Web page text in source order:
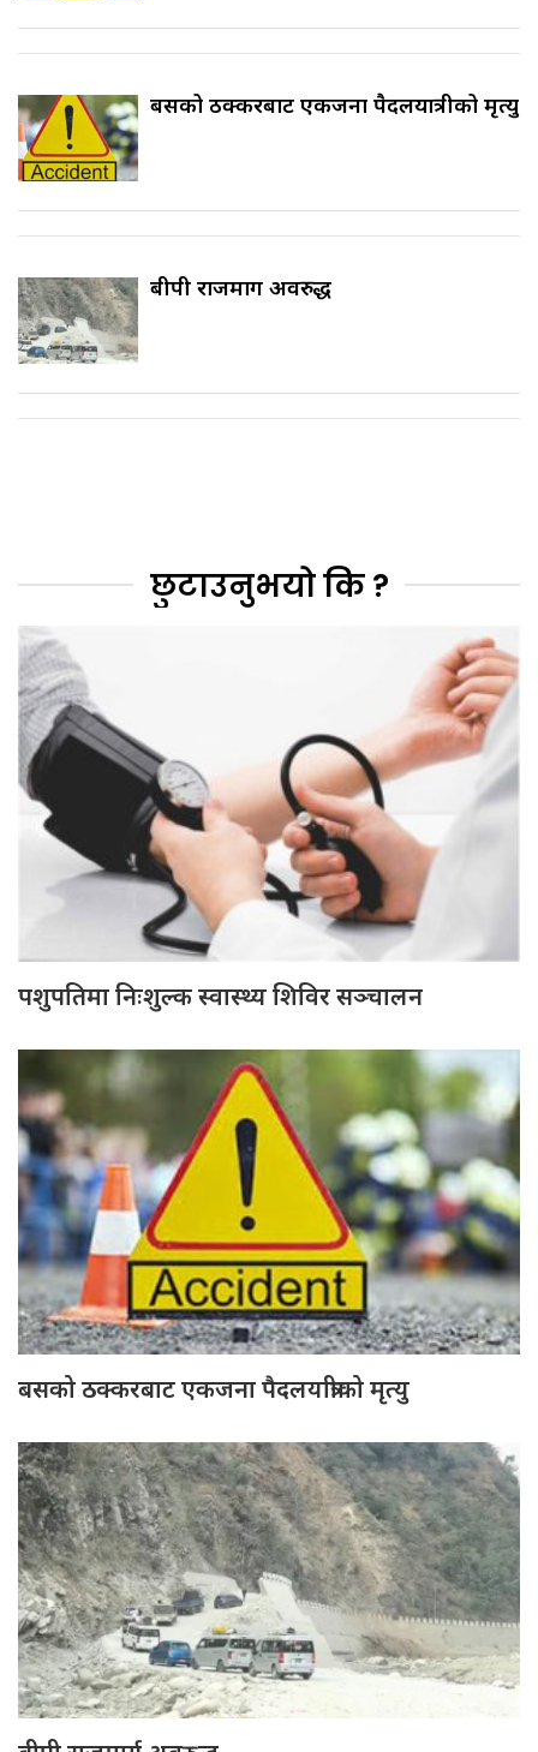
बसको ठक्करबाट एकजना पैदलयात्रीको मृत्यु
बीपी राजमार्ग अवरुद्ध
छुटाउनुभयो कि ?
पशुपतिमा निःशुल्क स्वास्थ्य शिविर सञ्चालन
बसको ठक्करबाट एकजना पैदलयात्रीको मृत्यु